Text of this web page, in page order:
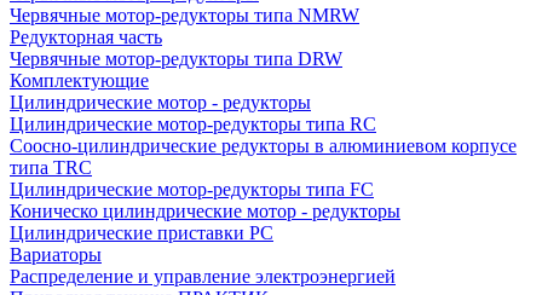
Червячные мотор-редукторы типа NMRW
Редукторная часть
Червячные мотор-редукторы типа DRW
Комплектующие
Цилиндрические мотор - редукторы
Цилиндрические мотор-редукторы типа RC
Соосно-цилиндрические редукторы в алюминиевом корпусе
типа TRC
Цилиндрические мотор-редукторы типа FC
Коническо цилиндрические мотор - редукторы
Цилиндрические приставки PC
Вариаторы
Распределение и управление электроэнергией